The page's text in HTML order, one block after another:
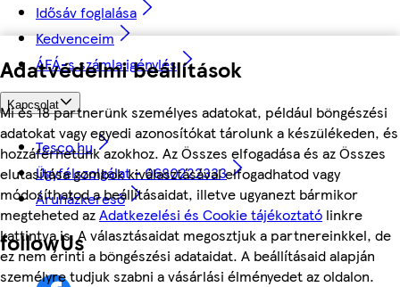
Adatvédelmi beállítások
Mi és 18 partnerünk személyes adatokat, például böngészési
adatokat vagy egyedi azonosítókat tárolunk a készülékeden, és
hozzáférhetünk azokhoz. Az Összes elfogadása és az Összes
elutasítása gombok kiválasztásával elfogadhatod vagy
módosíthatod a beállításaidat, illetve ugyanezt bármikor
megteheted azAdatkezelési és Cookie tájékoztató linkre
kattintva is. A választásaidat megosztjuk a partnereinkkel, de
ez nem érinti a böngészési adataidat. A beállításaid alapján
személyre tudjuk szabni a vásárlási élményedet az oldalon.
Idősáv foglalása
Kedvenceim
ÁFÁ-s számla igénylés
Kapcsolat
Tesco.hu
Ügyfélszolgálat - 0680222333
Áruházkereső
followUs